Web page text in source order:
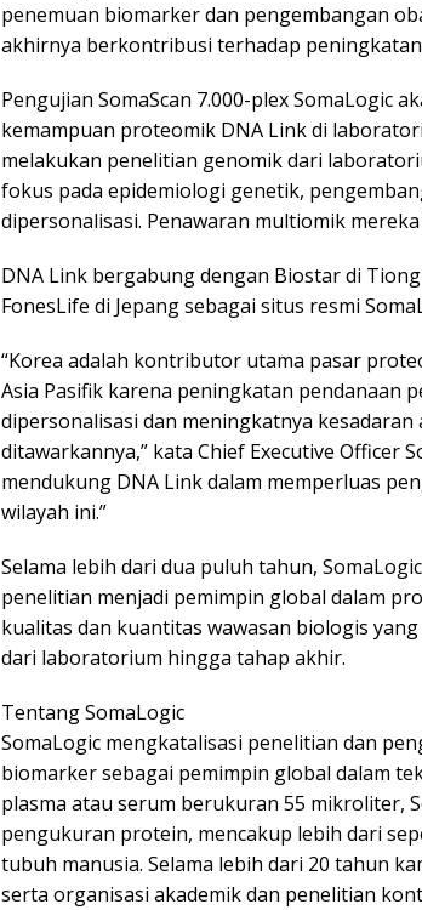
penemuan biomarker dan pengembangan
akhirnya berkontribusi terhadap
Pengujian SomaScan 7.000-plex SomaLogic
kemampuan proteomik DNA Link di
melakukan penelitian genomik dari
fokus pada epidemiologi genetik,
dipersonalisasi. Penawaran multiomik
DNA Link bergabung dengan Biostar di
FonesLife di Jepang sebagai situs resmi
“Korea adalah kontributor utama pasar
Asia Pasifik karena peningkatan pendanaan
dipersonalisasi dan meningkatnya
ditawarkannya,” kata Chief Executive Officer
mendukung DNA Link dalam memperluas
wilayah ini.”
Selama lebih dari dua puluh tahun,
penelitian menjadi pemimpin global dalam
kualitas dan kuantitas wawasan biologis
dari laboratorium hingga tahap akhir.
Tentang SomaLogic
SomaLogic mengkatalisasi penelitian dan
biomarker sebagai pemimpin global dalam
plasma atau serum berukuran 55 mikroliter,
pengukuran protein, mencakup lebih dari
tubuh manusia. Selama lebih dari 20 tahun
serta organisasi akademik dan penelitian